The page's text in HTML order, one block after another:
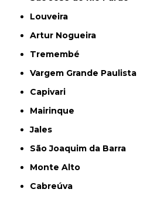
Louveira
Artur Nogueira
Tremembé
Vargem Grande Paulista
Capivari
Mairinque
Jales
São Joaquim da Barra
Monte Alto
Cabreúva